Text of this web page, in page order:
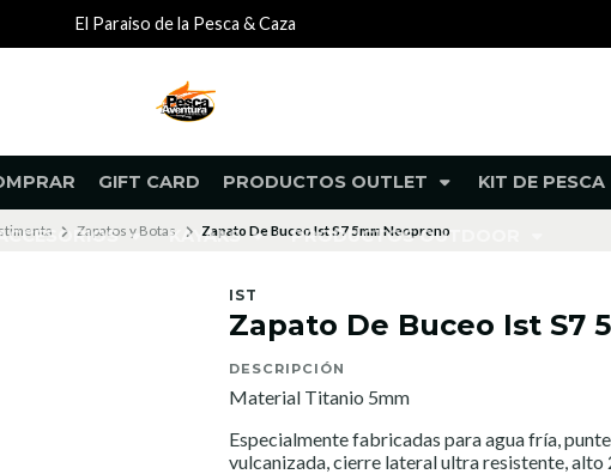
GIFT CARD PRODUCTOS OUTLET KIT DE PESCA
KAYAKS PRODUCTOS OUTDOOR
El Paraiso de la Pesca & Caza
Zapatos y Botas Zapato De Buceo Ist S7 5mm Neopreno
IST
Zapato De Buceo Ist S7
DESCRIPCIÓN
Material Titanio 5mm
Especialmente fabricadas para agua fría,
vulcanizada, cierre lateral ultra resistente, alto